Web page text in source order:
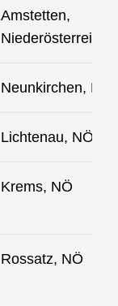
Amstetten,
Niederösterreich
Neunkirchen, NÖ
Lichtenau, NÖ
Krems, NÖ
Rossatz, NÖ